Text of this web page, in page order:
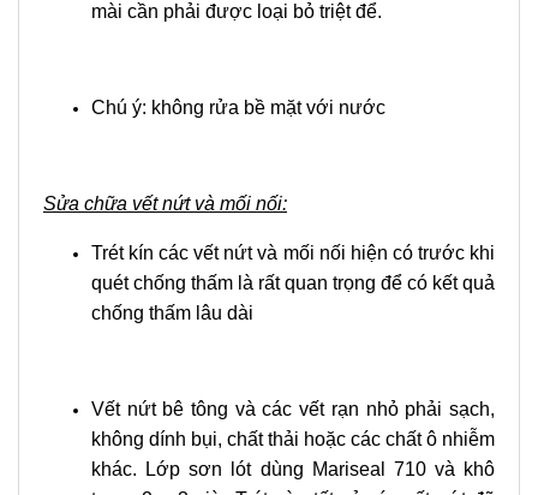
mài cần phải được loại bỏ triệt để.
Chú ý: không rửa bề mặt với nước
Sửa chữa vết nứt và mối nối:
Trét kín các vết nứt và mối nối hiện có trước khi
quét chống thấm là rất quan trọng để có kết quả
chống thấm lâu dài
Vết nứt bê tông và các vết rạn nhỏ phải sạch,
không dính bụi, chất thải hoặc các chất ô nhiễm
khác. Lớp sơn lót dùng Mariseal 710 và khô